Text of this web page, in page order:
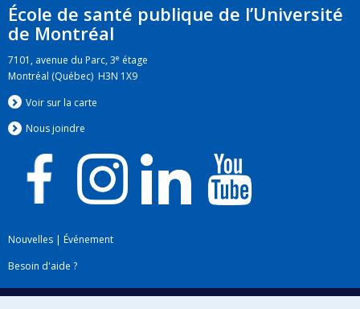
École de santé publique de l’Université
de Montréal
7101, avenue du Parc, 3e étage
Montréal (Québec) H3N 1X9
Voir sur la carte
Nous joindre
Nouvelles | Événement
Besoin d'aide ?
Plan du site|Accessibilité